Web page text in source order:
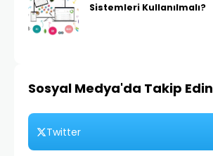
Sistemleri Kullanılmalı?
Sosyal Medya'da Takip Edin
Twitter